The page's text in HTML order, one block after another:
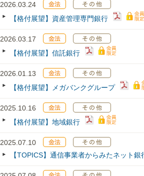
2026.03.24
【格付展望】資産管理専門銀行
2026.03.17
【格付展望】信託銀行
2026.01.13
【格付展望】メガバンクグループ
2025.10.16
【格付展望】地域銀行
2025.07.10
【TOPICS】通信事業者からみたネット銀